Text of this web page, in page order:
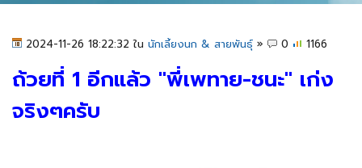
2024-11-26 18:22:32 ใน นักเลี้ยงนก & สายพันธุ์ » 0 1166
ถ้วยที่ 1 อีกแล้ว "พี่เพทาย-ชนะ" เก่ง
จริงๆครับ